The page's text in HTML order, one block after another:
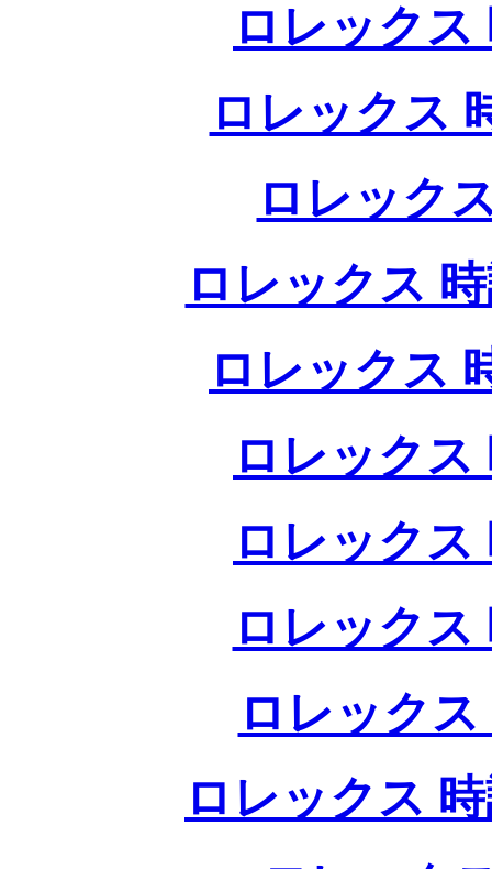
ロレックス
ロレックス
ロレック
ロレックス
ロレックス
ロレックス
ロレックス
ロレックス
ロレック
ロレックス